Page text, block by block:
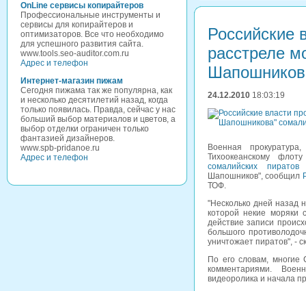
OnLine сервисы копирайтеров
Профессиональные инструменты и
сервисы для копирайтеров и
оптимизаторов. Все что необходимо
для успешного развития сайта.
www.tools.seo-auditor.com.ru
Адрес и телефон
Интернет-магазин пижам
Сегодня пижама так же популярна, как
и несколько десятилетий назад, когда
только появилась. Правда, сейчас у нас
больший выбор материалов и цветов, а
выбор отделки ограничен только
фантазией дизайнеров.
www.spb-pridanoe.ru
Адрес и телефон
Российские
расстреле
24.12.2010 18:03:19
Военная
Тихоокеанскому
сомалийских пиратов
Шапошников", сообщил
ТОФ.
"Несколько дней назад
которой некие моряки
действие записи
большого
уничтожает пиратов", -
По его словам, многие
комментариями.
видеоролика и начала